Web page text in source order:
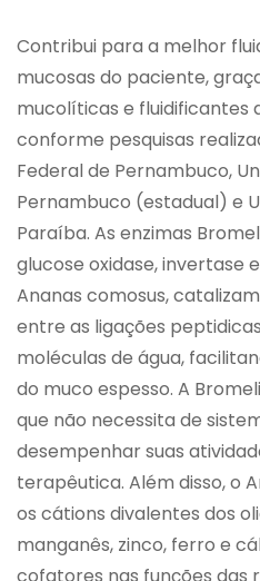
Contribui para a melhor
mucosas do paciente,
mucolíticas e fluidificantes
conforme pesquisas
Federal de Pernambuco,
Pernambuco (estadual) e
Paraíba. As enzimas
glucose oxidase, invertase
Ananas comosus,
entre as ligações
moléculas de água,
do muco espesso. A
que não necessita de
desempenhar suas
terapêutica. Além disso, o
os cátions divalentes dos
manganês, zinco, ferro e